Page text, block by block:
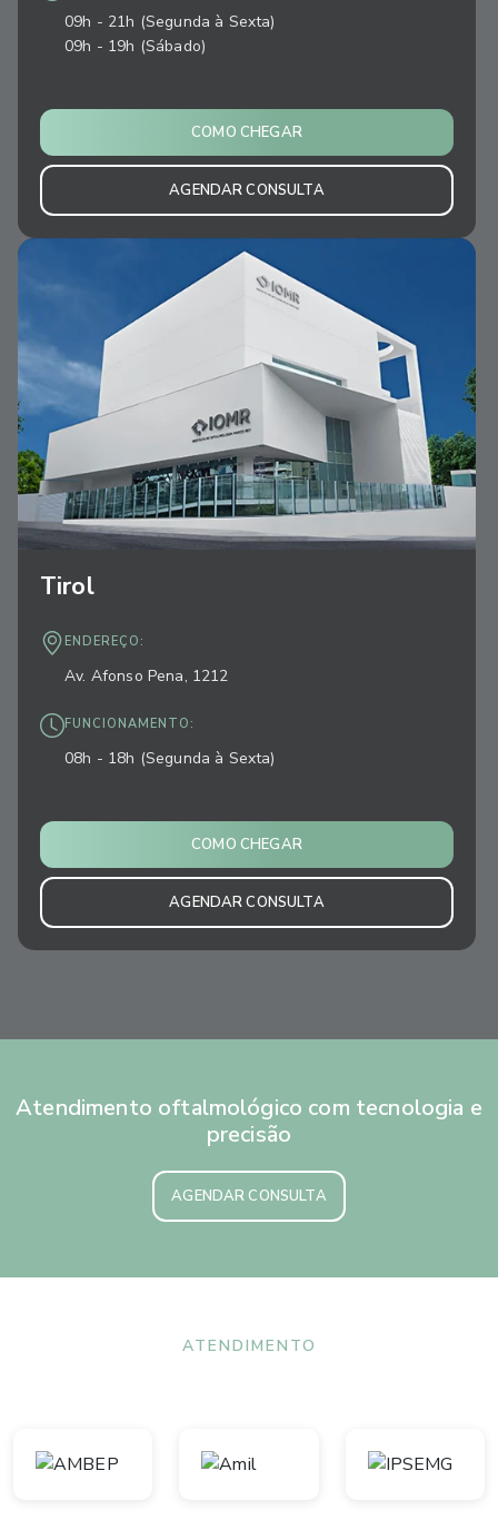
09h - 21h (Segunda à Sexta)
09h - 19h (Sábado)
COMO CHEGAR
AGENDAR CONSULTA
Tirol
ENDEREÇO:
Av. Afonso Pena, 1212
FUNCIONAMENTO:
08h - 18h (Segunda à Sexta)
COMO CHEGAR
AGENDAR CONSULTA
Atendimento oftalmológico com tecnologia e
precisão
AGENDAR CONSULTA
ATENDIMENTO